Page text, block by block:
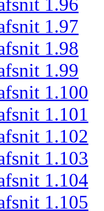
1.97
1.98
1.99
1.100
1.101
1.102
1.103
1.104
1.105